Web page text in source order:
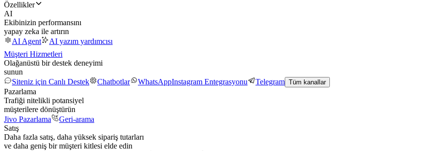
Özellikler
AI
Ekibinizin performansını
yapay zeka ile artırın
AI Agent
AI yazım yardımcısı
Müşteri Hizmetleri
Olağanüstü bir destek deneyimi
sunun
Siteniz için Canlı Destek
Chatbotlar WhatsAppInstagram Entegrasyonu Telegram Tüm kanallar
Pazarlama
Trafiği nitelikli potansiyel
müşterilere dönüştürün
Jivo Pazarlama
Geri-arama
Satış
Daha fazla satış, daha yüksek sipariş tutarları
ve daha geniş bir müşteri kitlesi elde edin